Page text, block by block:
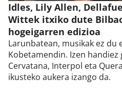
Idles, Lily Allen,
Wittek itxiko dute
hogeigarren edizioa
Larunbatean, musikak ez du
Kobetamendin. Izen handiez
Cervatana, Interpol eta
ikusteko aukera izango da.